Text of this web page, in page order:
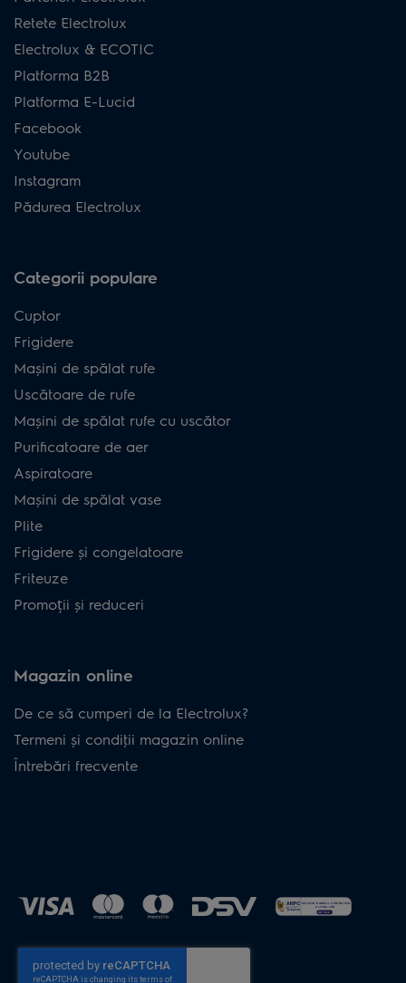
Retete Electrolux
Electrolux & ECOTIC
Platforma B2B
Platforma E-Lucid
Facebook
Youtube
Instagram
Pădurea Electrolux
Categorii populare
Cuptor
Frigidere
Mașini de spălat rufe
Uscătoare de rufe
Mașini de spălat rufe cu uscător
Purificatoare de aer
Aspiratoare
Mașini de spălat vase
Plite
Frigidere și congelatoare
Friteuze
Promoții și reduceri
Magazin online
De ce să cumperi de la Electrolux?
Termeni și condiţii magazin online
Întrebări frecvente